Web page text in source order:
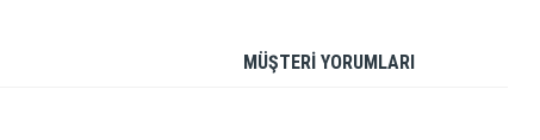
MÜŞTERİ YORUMLARI